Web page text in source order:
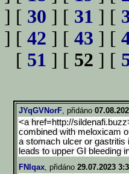
] [ 30 ] [ 31 ] [
] [ 42 ] [ 43 ] [
[ 51 ] [ 52 ] [
JYqGVNorF, přidáno
<a href=http://
combined with meloxicam
a stomach ulcer or gastritis
leads to upper GI bleeding
FNIqax, přidáno 29.07.2023